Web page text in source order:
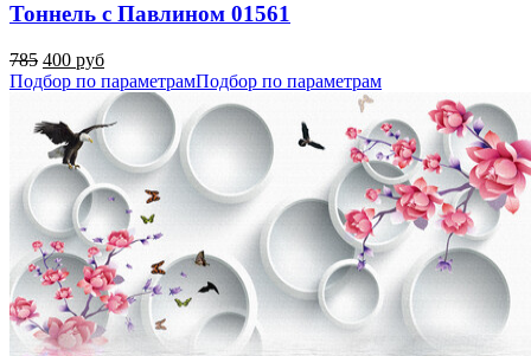
Тоннель с Павлином 01561
785 400 руб
Подбор по параметрамПодбор по параметрам